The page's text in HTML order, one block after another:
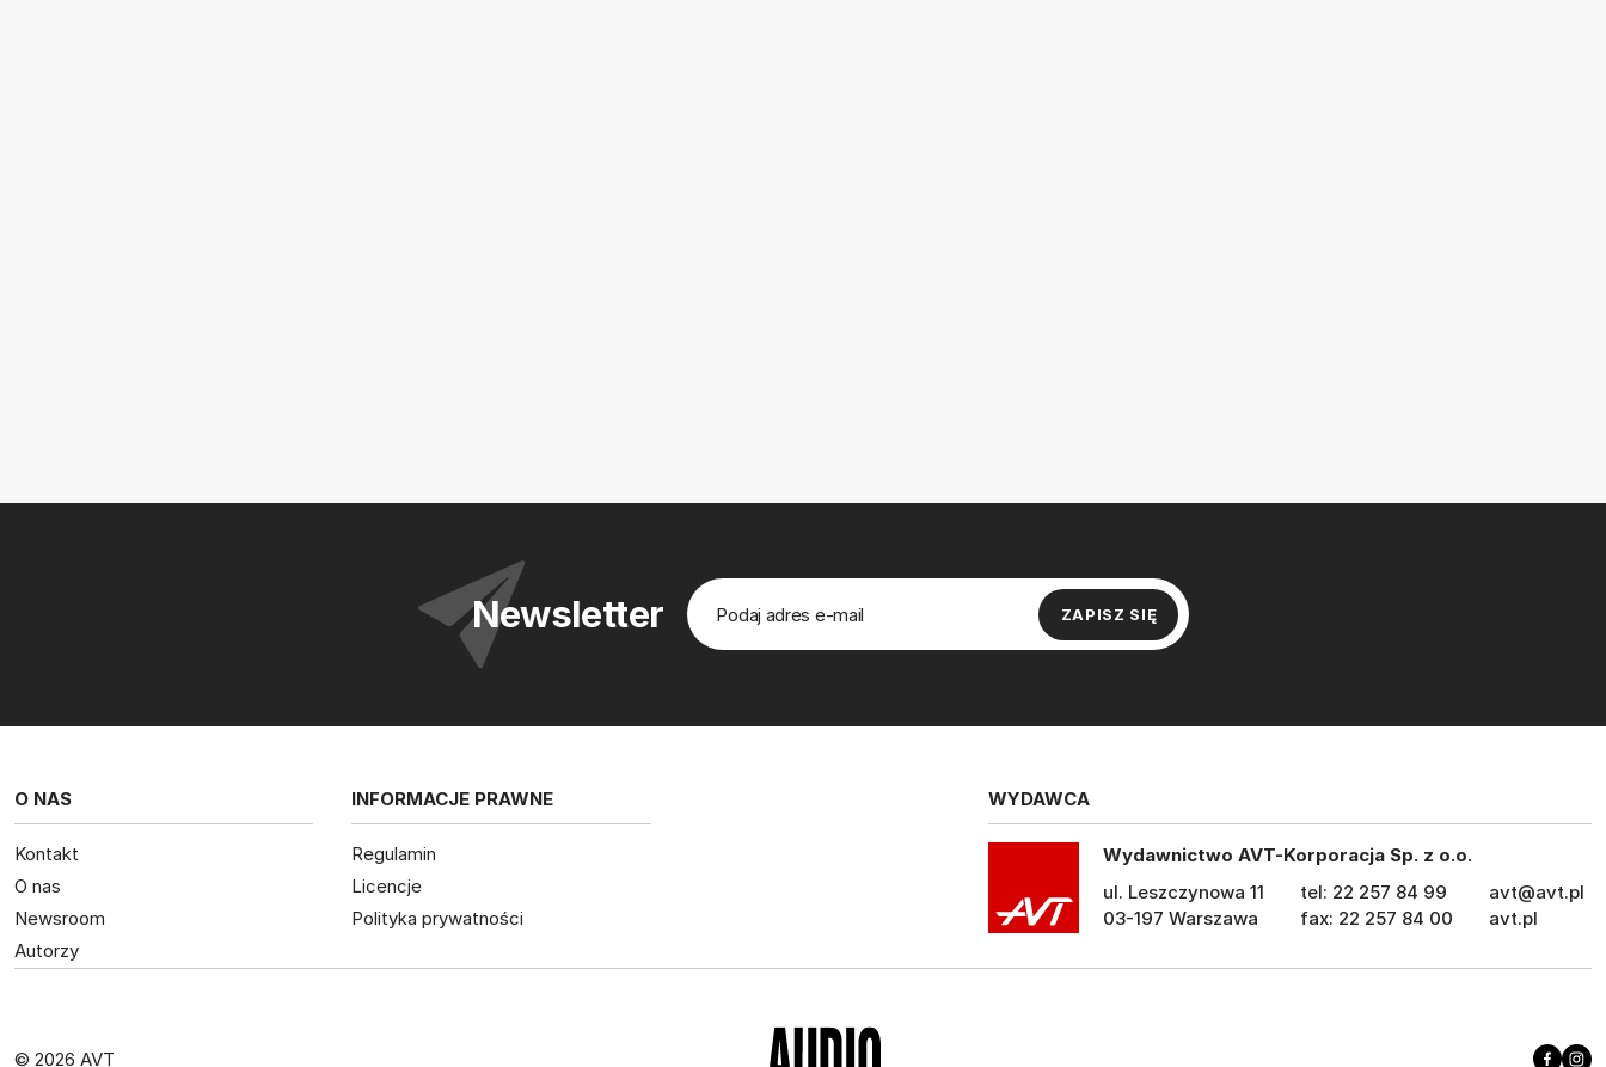
Newsletter
O NAS
Kontakt
O nas
Newsroom
Autorzy
INFORMACJE PRAWNE
Regulamin
Licencje
Polityka prywatności
WYDAWCA
Wydawnictwo AVT-Korporacja Sp. z o.o.
ul. Leszczynowa 11
03-197 Warszawa
tel: 22 257 84 99
fax: 22 257 84 00
avt@avt.pl
avt.pl
© 2026 AVT